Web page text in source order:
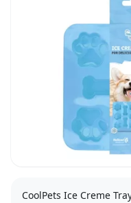
CoolPets Ice Creme